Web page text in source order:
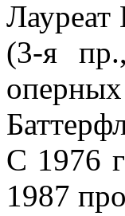
Лауреат
(3-я
С 1976
1987